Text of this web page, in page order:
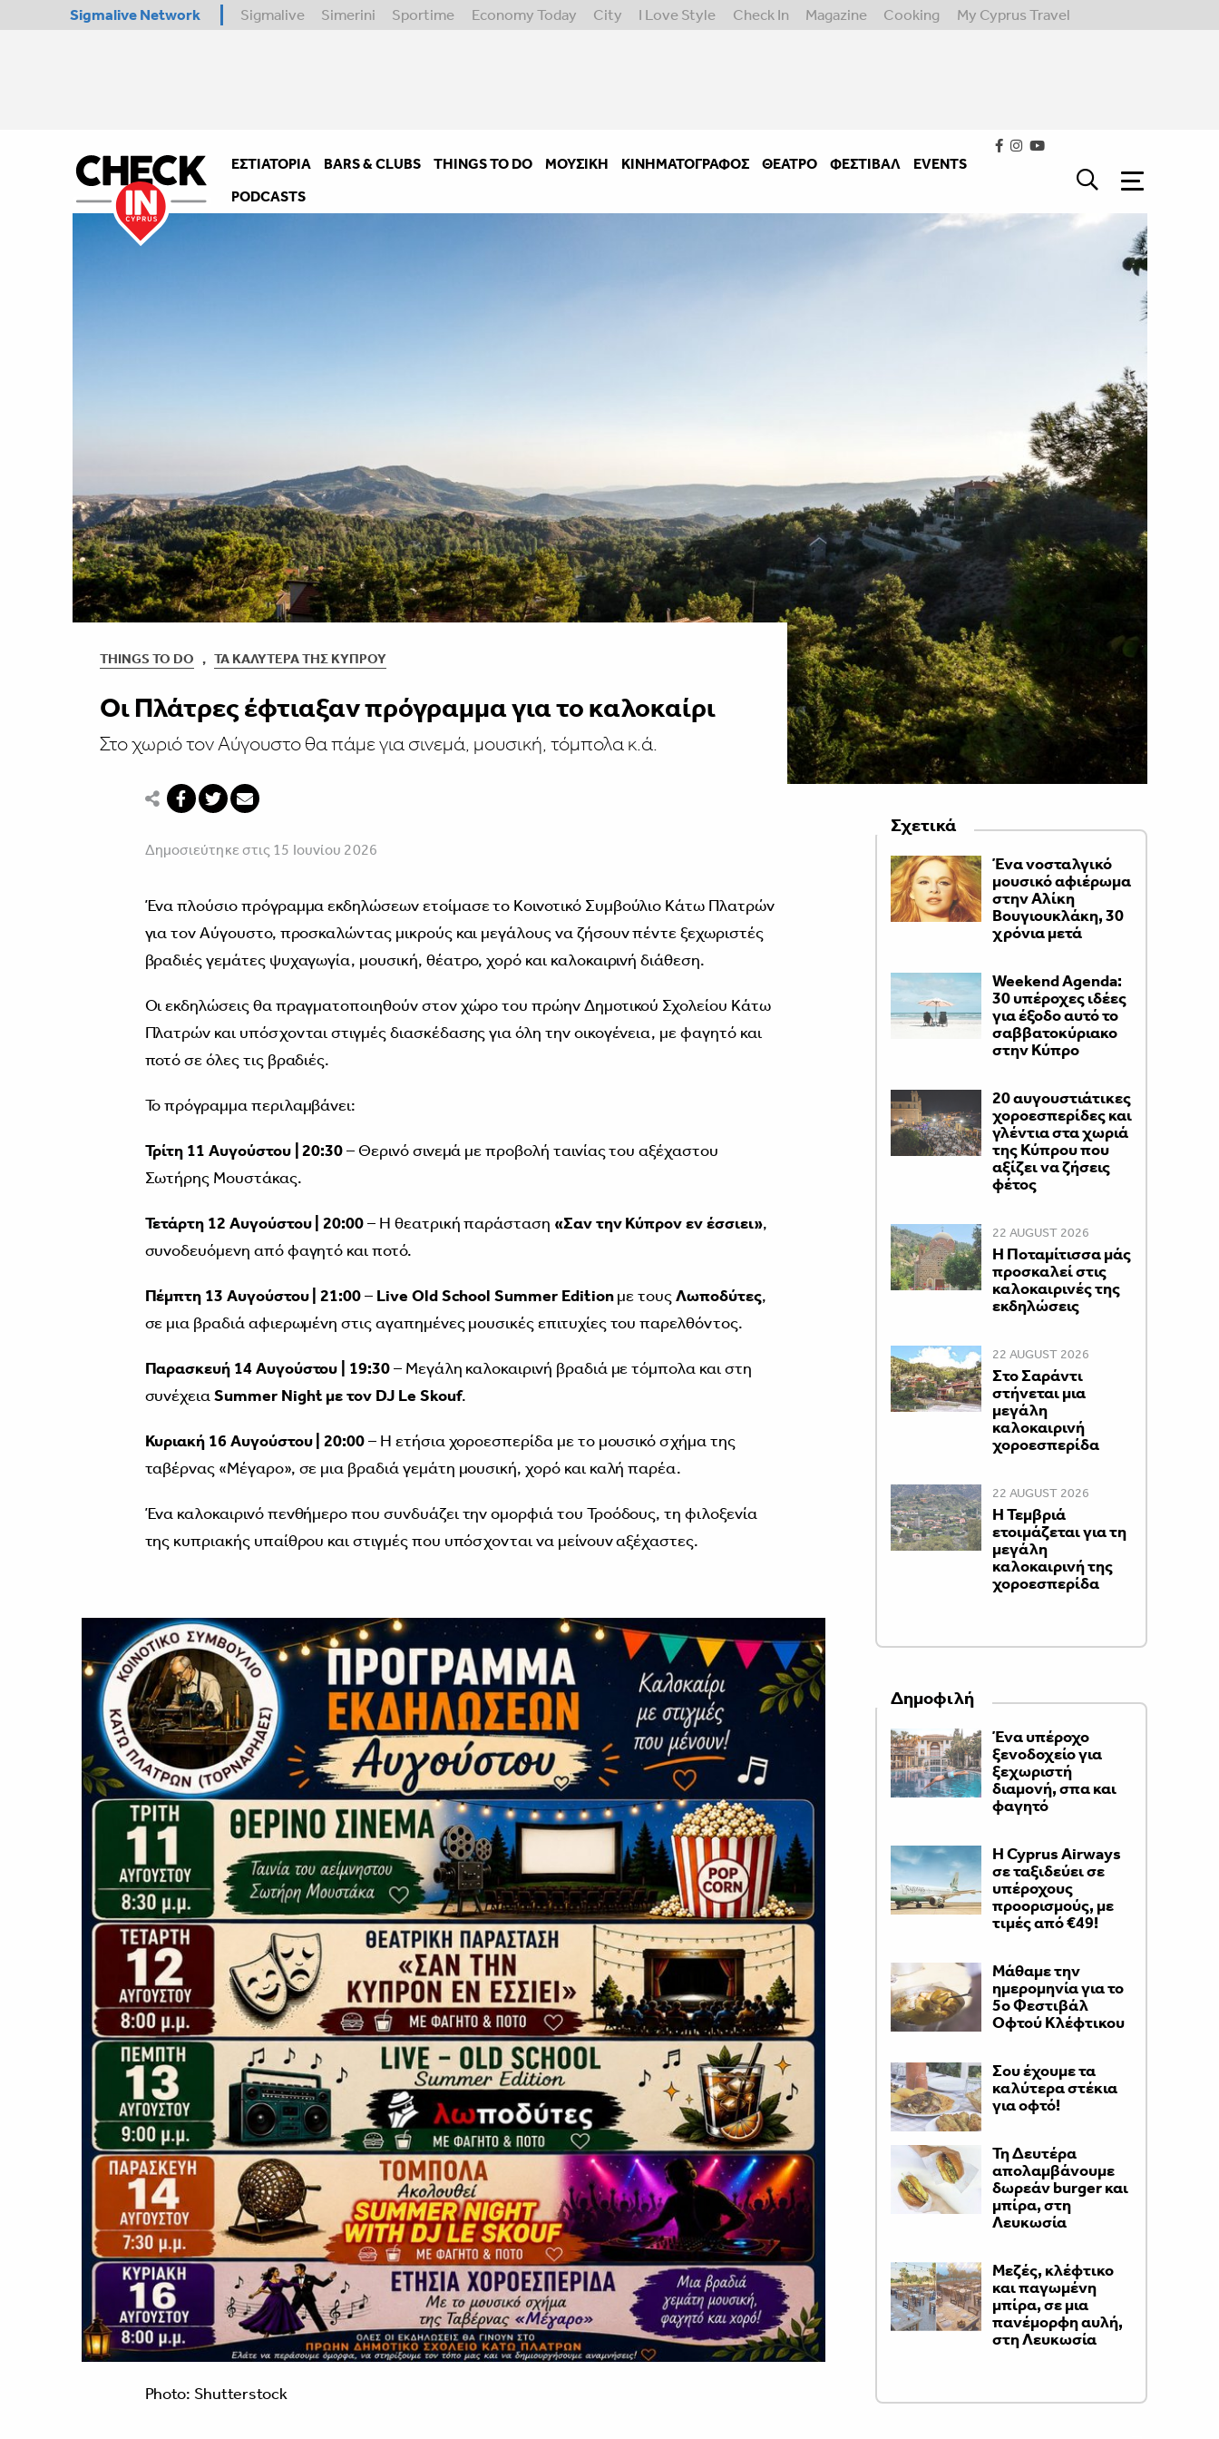
Sigmalive Network Sigmalive Simerini Sportime Economy Today City I Love Style Check In Magazine Cooking My Cyprus Travel
ΕΣΤΙΑΤΌΡΙΑ BARS & CLUBS THINGS TO DO ΜΟΥΣΙΚΉ ΚΙΝΗΜΑΤΟΓΡΆΦΟΣ ΘΈΑΤΡΟ ΦΕΣΤΙΒΑΛ
EVENTS
PODCASTS
THINGS TO DO , ΤΑ ΚΑΛΎΤΕΡΑ ΤΗΣ ΚΎΠΡΟΥ
Οι Πλάτρες έφτιαξαν πρόγραμμα για το καλοκαίρι
Στο χωριό τον Αύγουστο θα πάμε για σινεμά, μουσική, τόμπολα κ.ά.
Δημοσιεύτηκε στις 15 Ιουνίου 2026
Ένα πλούσιο πρόγραμμα εκδηλώσεων ετοίμασε το Κοινοτικό Συμβούλιο Κάτω Πλατρών
για τον Αύγουστο, προσκαλώντας μικρούς και μεγάλους να ζήσουν πέντε ξεχωριστές
βραδιές γεμάτες ψυχαγωγία, μουσική, θέατρο, χορό και καλοκαιρινή διάθεση.
Οι εκδηλώσεις θα πραγματοποιηθούν στον χώρο του πρώην Δημοτικού Σχολείου Κάτω
Πλατρών και υπόσχονται στιγμές διασκέδασης για όλη την οικογένεια, με φαγητό και
ποτό σε όλες τις βραδιές.
Το πρόγραμμα περιλαμβάνει:
Τρίτη 11 Αυγούστου | 20:30– Θερινό σινεμά με προβολή ταινίας του αξέχαστου
Σωτήρης Μουστάκας.
Τετάρτη 12 Αυγούστου | 20:00– Η θεατρική παράσταση «Σαν την Κύπρον εν έσσιει»,
συνοδευόμενη από φαγητό και ποτό.
Πέμπτη 13 Αυγούστου | 21:00– Live Old School Summer Editionμε τουςΛωποδύτες,
σε μια βραδιά αφιερωμένη στις αγαπημένες μουσικές επιτυχίες του παρελθόντος.
Παρασκευή 14 Αυγούστου | 19:30– Μεγάλη καλοκαιρινή βραδιά με τόμπολα και στη
συνέχειαSummer Night με τον DJ Le Skouf.
Κυριακή 16 Αυγούστου | 20:00– Η ετήσια χοροεσπερίδα με το μουσικό σχήμα της
ταβέρνας «Μέγαρο», σε μια βραδιά γεμάτη μουσική, χορό και καλή παρέα.
Ένα καλοκαιρινό πενθήμερο που συνδυάζει την ομορφιά του Τροόδους, τη φιλοξενία
της κυπριακής υπαίθρου και στιγμές που υπόσχονται να μείνουν αξέχαστες.
Photo: Shutterstock
Σχετικά
Ένα νοσταλγικό
μουσικό αφιέρωμα
στην Αλίκη
Βουγιουκλάκη, 30
χρόνια μετά
Weekend Agenda:
30 υπέροχες ιδέες
για έξοδο αυτό το
σαββατοκύριακο
στην Κύπρο
20 αυγουστιάτικες
χοροεσπερίδες και
γλέντια στα χωριά
της Κύπρου που
αξίζει να ζήσεις
φέτος
22 AUGUST 2026
Η Ποταμίτισσα μάς
προσκαλεί στις
καλοκαιρινές της
εκδηλώσεις
22 AUGUST 2026
Στο Σαράντι
στήνεται μια
μεγάλη
καλοκαιρινή
χοροεσπερίδα
22 AUGUST 2026
Η Τεμβριά
ετοιμάζεται για τη
μεγάλη
καλοκαιρινή της
χοροεσπερίδα
Δημοφιλή
Ένα υπέροχο
ξενοδοχείο για
ξεχωριστή
διαμονή, σπα και
φαγητό
H Cyprus Airways
σε ταξιδεύει σε
υπέροχους
προορισμούς, με
τιμές από €49!
Μάθαμε την
ημερομηνία για το
5ο Φεστιβάλ
Οφτού Κλέφτικου
Σου έχουμε τα
καλύτερα στέκια
για οφτό!
Τη Δευτέρα
απολαμβάνουμε
δωρεάν burger και
μπίρα, στη
Λευκωσία
Μεζές, κλέφτικο
και παγωμένη
μπίρα, σε μια
πανέμορφη αυλή,
στη Λευκωσία